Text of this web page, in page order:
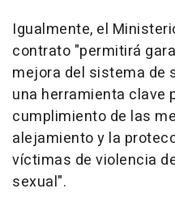
Igualmente, el
contrato "permitirá
mejora del sistema de
una herramienta clave
cumplimiento de las
alejamiento y la
víctimas de violencia
sexual".